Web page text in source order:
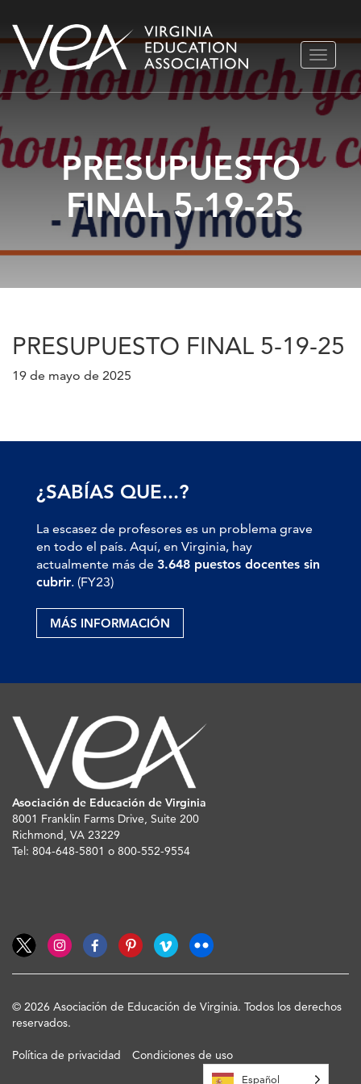
Ir
contenido
PRESUPUESTO
FINAL 5-19-25
PRESUPUESTO FINAL 5-19-25
19 de mayo de 2025
¿SABÍAS QUE...?
La escasez de profesores es un problema grave
en todo el país. Aquí, en Virginia, hay
actualmente más de 3.648 puestos docentes sin
cubrir. (FY23)
MÁS INFORMACIÓN
Asociación de Educación de Virginia
8001 Franklin Farms Drive, Suite 200
Richmond, VA 23229
Tel: 804-648-5801 o 800-552-9554
© 2026 Asociación de Educación de Virginia. Todos los derechos
reservados.
Política de privacidad Condiciones de uso
Español